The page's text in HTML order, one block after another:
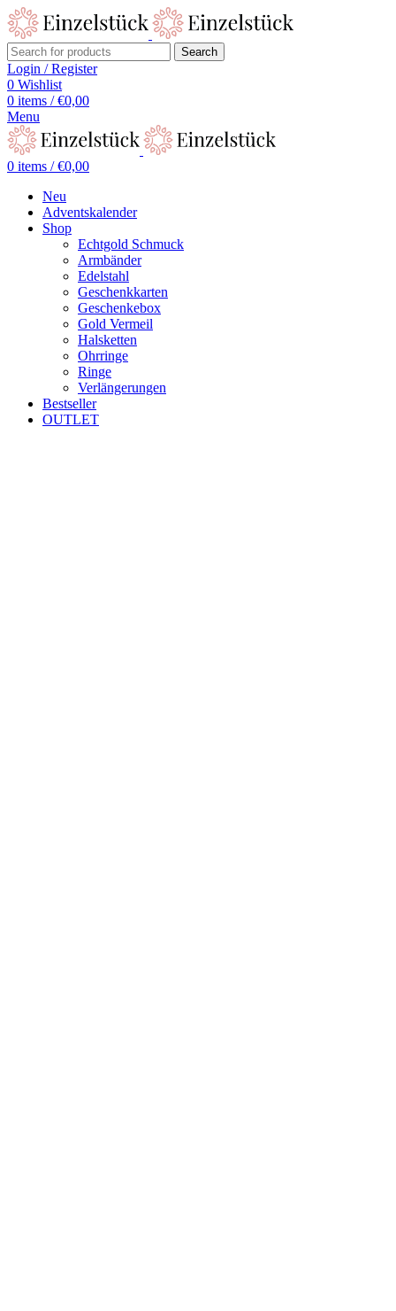
Search
Login / Register
0 Wishlist
0 items / €0,00
Menu
0 items / €0,00
Neu
Adventskalender
Shop
Echtgold Schmuck
Armbänder
Edelstahl
Geschenkkarten
Geschenkebox
Gold Vermeil
Halsketten
Ohrringe
Ringe
Verlängerungen
Bestseller
OUTLET